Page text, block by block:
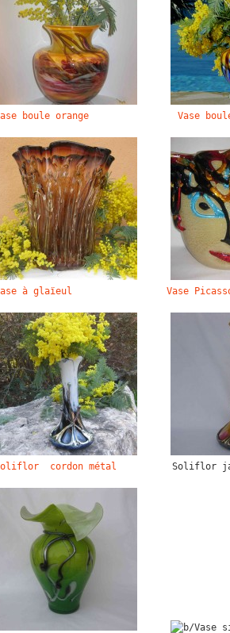
boule orange Vase
à glaïeul Vase
cordon métal
Soliflor